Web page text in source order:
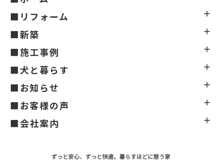
■リフォーム
■新築
■施工事例
■犬と暮らす
■お知らせ
■お客様の声
■会社案内